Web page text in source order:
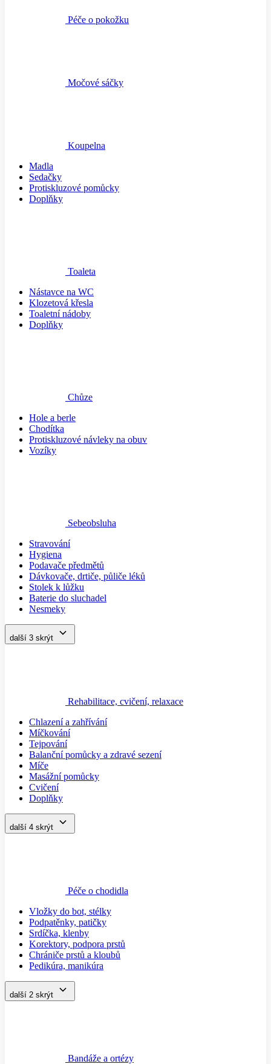
Péče o pokožku
Močové sáčky
Koupelna
Madla
Sedačky
Protiskluzové pomůcky
Doplňky
Toaleta
Nástavce na WC
Klozetová křesla
Toaletní nádoby
Doplňky
Chůze
Hole a berle
Chodítka
Protiskluzové návleky na obuv
Vozíky
Sebeobsluha
Stravování
Hygiena
Podavače předmětů
Dávkovače, drtiče, půliče léků
Stolek k lůžku
Baterie do sluchadel
Nesmeky
další 3 skrýt
Rehabilitace, cvičení, relaxace
Chlazení a zahřívání
Míčkování
Tejpování
Balanční pomůcky a zdravé sezení
Míče
Masážní pomůcky
Cvičení
Doplňky
další 4 skrýt
Péče o chodidla
Vložky do bot, stélky
Podpatěnky, patičky
Srdíčka, klenby
Korektory, podpora prstů
Chrániče prstů a kloubů
Pedikúra, manikúra
další 2 skrýt
Bandáže a ortézy